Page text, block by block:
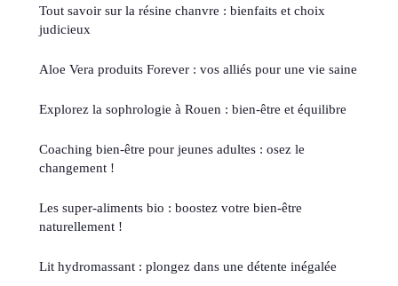
Tout savoir sur la résine chanvre : bienfaits et choix
judicieux
Aloe Vera produits Forever : vos alliés pour une vie saine
Explorez la sophrologie à Rouen : bien-être et équilibre
Coaching bien-être pour jeunes adultes : osez le
changement !
Les super-aliments bio : boostez votre bien-être
naturellement !
Lit hydromassant : plongez dans une détente inégalée